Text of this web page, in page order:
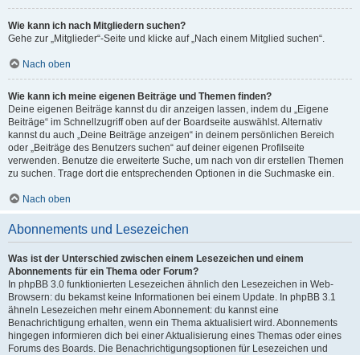
Wie kann ich nach Mitgliedern suchen?
Gehe zur „Mitglieder“-Seite und klicke auf „Nach einem Mitglied suchen“.
Nach oben
Wie kann ich meine eigenen Beiträge und Themen finden?
Deine eigenen Beiträge kannst du dir anzeigen lassen, indem du „Eigene
Beiträge“ im Schnellzugriff oben auf der Boardseite auswählst. Alternativ
kannst du auch „Deine Beiträge anzeigen“ in deinem persönlichen Bereich
oder „Beiträge des Benutzers suchen“ auf deiner eigenen Profilseite
verwenden. Benutze die erweiterte Suche, um nach von dir erstellen Themen
zu suchen. Trage dort die entsprechenden Optionen in die Suchmaske ein.
Nach oben
Abonnements und Lesezeichen
Was ist der Unterschied zwischen einem Lesezeichen und einem
Abonnements für ein Thema oder Forum?
In phpBB 3.0 funktionierten Lesezeichen ähnlich den Lesezeichen in Web-
Browsern: du bekamst keine Informationen bei einem Update. In phpBB 3.1
ähneln Lesezeichen mehr einem Abonnement: du kannst eine
Benachrichtigung erhalten, wenn ein Thema aktualisiert wird. Abonnements
hingegen informieren dich bei einer Aktualisierung eines Themas oder eines
Forums des Boards. Die Benachrichtigungsoptionen für Lesezeichen und